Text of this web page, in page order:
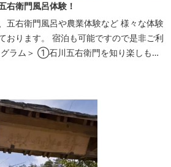
右衛門風呂体験！
五右衛門風呂や農業体験など 様々な体験
おります。 宿泊も可能ですので是非ご利
ラム＞ ①石川五右衛門を知り楽しも
山散策と忍者修行を楽しもう！（山中